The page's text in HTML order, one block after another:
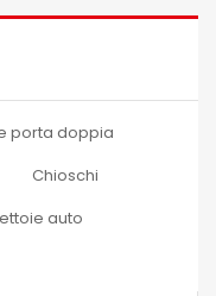
porta doppia
Chioschi
auto